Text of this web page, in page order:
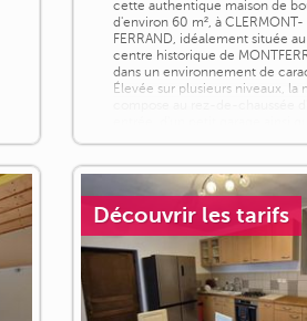
cette authentique maison de
d'environ 60 m², à CLERMONT-
FERRAND, idéalement située
centre historique de
dans un environnement de
Élevée sur plusieurs niveaux, la
Découvrir les tarifs